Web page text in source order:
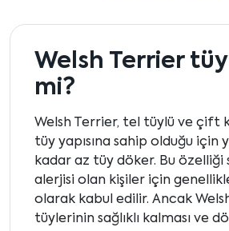
Welsh Terrier
mi?
Welsh Terrier, tel tüylü ve çift
tüy yapısına sahip olduğu için
kadar az tüy döker. Bu özelliği
alerjisi olan kişiler için
olarak kabul edilir. Ancak
tüylerinin sağlıklı kalması ve